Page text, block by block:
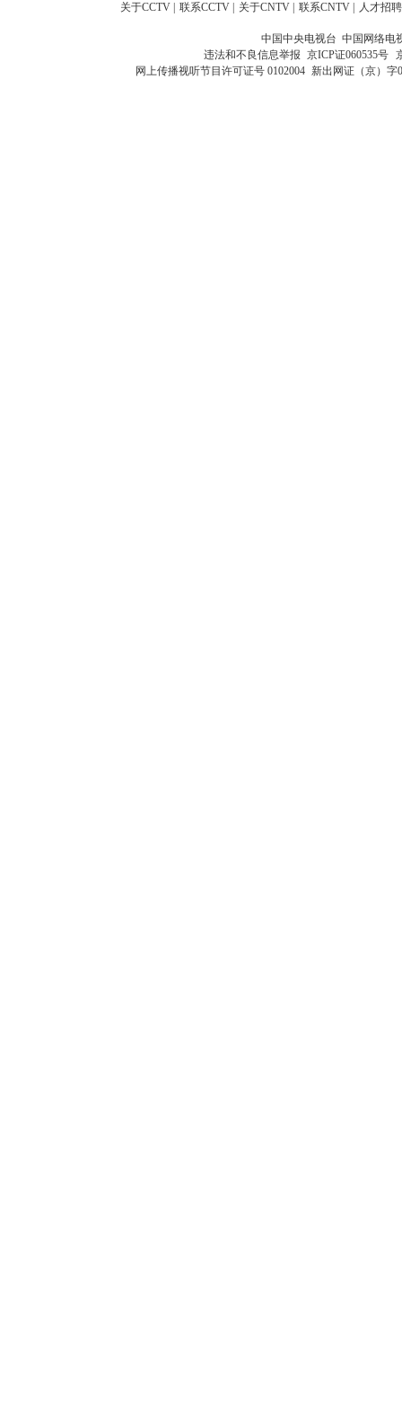
关于CCTV 联系CCTV 关于CNTV 联系CNTV 人才招聘
中国中央电视台 中国网络电
违法和不良信息举报 京ICP证060535号
网上传播视听节目许可证号 0102004 新出网证（京）